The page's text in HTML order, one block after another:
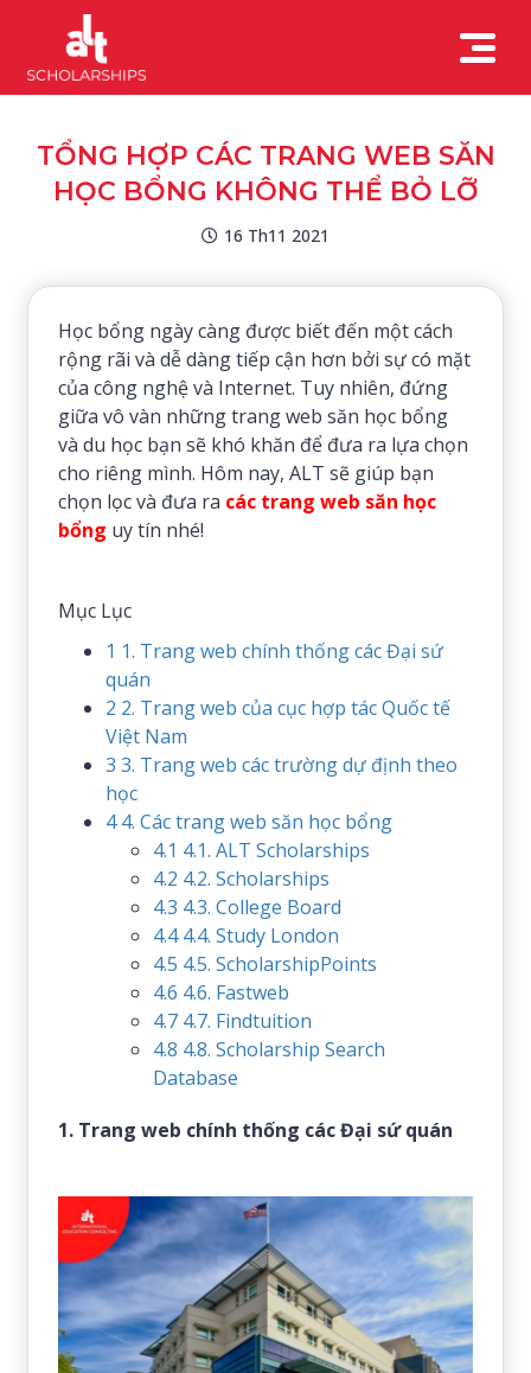
TỔNG HỢP CÁC TRANG WEB SĂN
HỌC BỔNG KHÔNG THỂ BỎ LỠ
16 Th11 2021
Học bổng ngày càng được biết đến một cách
rộng rãi và dễ dàng tiếp cận hơn bởi sự có mặt
của công nghệ và Internet. Tuy nhiên, đứng
giữa vô vàn những trang web săn học bổng
và du học bạn sẽ khó khăn để đưa ra lựa chọn
cho riêng mình. Hôm nay, ALT sẽ giúp bạn
chọn lọc và đưa ra các trang web săn học
bổng uy tín nhé!
Mục Lục
1 1. Trang web chính thống các Đại sứ
quán
2 2. Trang web của cục hợp tác Quốc tế
Việt Nam
3 3. Trang web các trường dự định theo
học
44. Các trang web săn học bổng
4.1 4.1. ALT Scholarships
4.2 4.2. Scholarships
4.3 4.3. College Board
4.44.4. Study London
4.5 4.5. ScholarshipPoints
4.6 4.6. Fastweb
4.7 4.7. Findtuition
4.8 4.8. Scholarship Search
Database
1. Trang web chính thống các Đại sứ quán